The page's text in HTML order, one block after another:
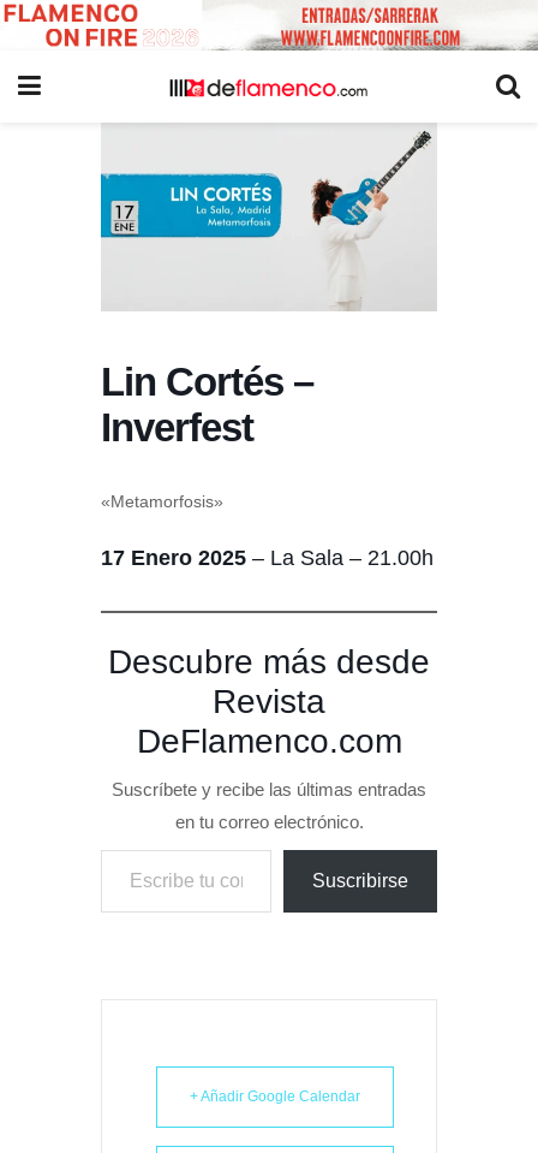
Lin Cortés –
Inverfest
«Metamorfosis»
17 Enero 2025 – La Sala – 21.00h
Descubre más desde
Revista
DeFlamenco.com
Suscríbete y recibe las últimas entradas
en tu correo electrónico.
Escribe tu correo electrónico…
Suscribirse
+ Añadir Google Calendar